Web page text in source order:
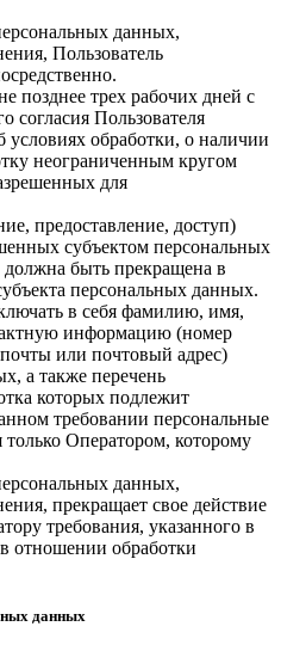
данных,
Пользователь
позднее трех рабочих дней с
согласия Пользователя
обработки, о наличии
неограниченным кругом
для
предоставление, доступ)
субъектом персональных
должна быть прекращена в
персональных данных.
в себя фамилию, имя,
информацию (номер
или почтовый адрес)
а также перечень
которых подлежит
требовании персональные
только Оператором, которому
данных,
прекращает свое действие
требования, указанного в
отношении обработки
данных